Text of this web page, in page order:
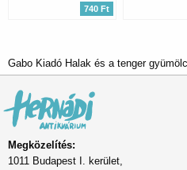
740 Ft
Gabo Kiadó Halak és a tenger
Megközelítés:
1011 Budapest I. kerület,